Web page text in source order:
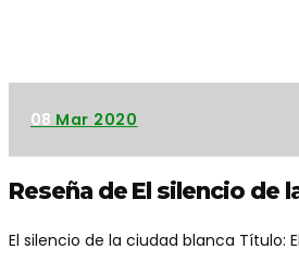
08 Mar 2020
Reseña de El silencio de
El silencio de la ciudad blanca Título: